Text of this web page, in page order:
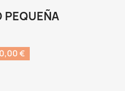
PEQUEÑA
€